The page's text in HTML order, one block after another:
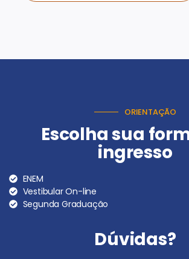
ORIENTAÇÃO
Escolha sua
ingresso
ENEM
Vestibular On-line
Segunda Graduação
Dúvidas?